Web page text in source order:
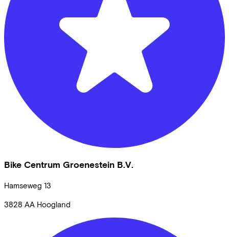
Bike Centrum Groenestein B.V.
Hamseweg 13
3828 AA Hoogland